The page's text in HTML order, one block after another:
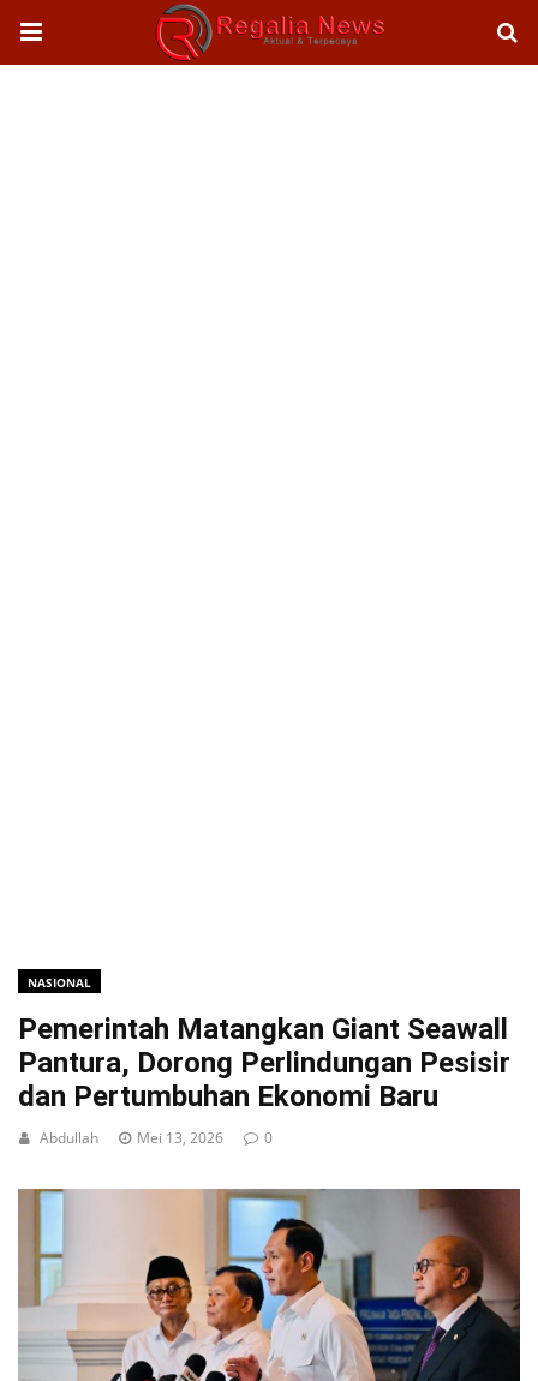
NASIONAL
Pemerintah Matangkan Giant Seawall
Pantura, Dorong Perlindungan Pesisir
dan Pertumbuhan Ekonomi Baru
Abdullah Mei 13, 2026 0